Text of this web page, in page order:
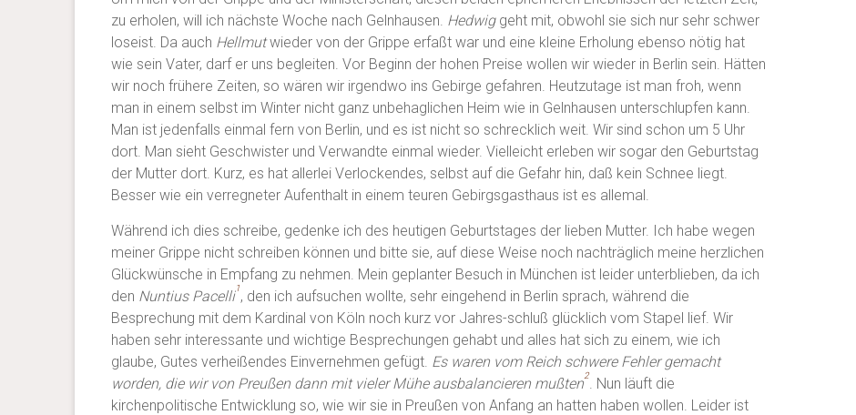
zu erholen, will ich nächste Woche nach Gelnhausen. Hedwiggeht mit, obwohl sie sich nur sehr schwer
loseist. Da auch Hellmutwieder von der Grippe erfaßt war und eine kleine Erholung ebenso nötig hat
wie sein Vater, darf er uns begleiten. Vor Beginn der hohen Preise wollen wir wieder in Berlin sein. Hätten
wir noch frühere Zeiten, so wären wir irgendwo ins Gebirge gefahren. Heutzutage ist man froh, wenn
man in einem selbst im Winter nicht ganz unbehaglichen Heim wie in Gelnhausen unterschlupfen kann.
Man ist jedenfalls einmal fern von Berlin, und es ist nicht so schrecklich weit. Wir sind schon um 5 Uhr
dort. Man sieht Geschwister und Verwandte einmal wieder. Vielleicht erleben wir sogar den Geburtstag
der Mutter dort. Kurz, es hat allerlei Verlockendes, selbst auf die Gefahr hin, daß kein Schnee liegt.
Besser wie ein verregneter Aufenthalt in einem teuren Gebirgsgasthaus ist es allemal.
Während ich dies schreibe, gedenke ich des heutigen Geburtstages der lieben Mutter. Ich habe wegen
meiner Grippe nicht schreiben können und bitte sie, auf diese Weise noch nachträglich meine herzlichen
Glückwünsche in Empfang zu nehmen. Mein geplanter Besuch in München ist leider unterblieben, da ich
den Nuntius Pacelli1, den ich aufsuchen wollte, sehr eingehend in Berlin sprach, während die
Besprechung mit dem Kardinal von Köln noch kurz vor Jahres-schluß glücklich vom Stapel lief. Wir
haben sehr interessante und wichtige Besprechungen gehabt und alles hat sich zu einem, wie ich
glaube, Gutes verheißendes Einvernehmen gefügt. Es waren vom Reich schwere Fehler gemacht
worden, die wir von Preußen dann mit vieler Mühe ausbalancieren mußten2. Nun läuft die
kirchenpolitische Entwicklung so, wie wir sie in Preußen von Anfang an hatten haben wollen. Leider ist